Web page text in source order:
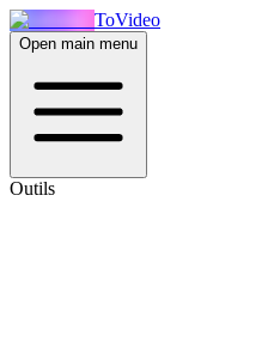
ToVideo
Open main menu
Outils